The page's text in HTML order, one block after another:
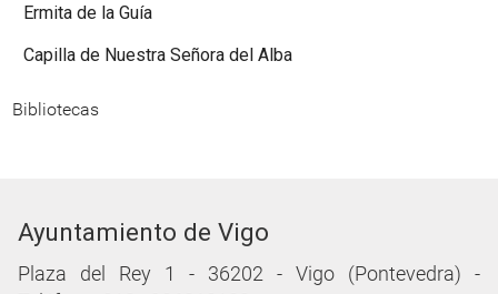
Ermita de la Guía
Capilla de Nuestra Señora del Alba
Bibliotecas
Ayuntamiento de Vigo
Plaza del Rey 1 - 36202 - Vigo (Pontevedra) -